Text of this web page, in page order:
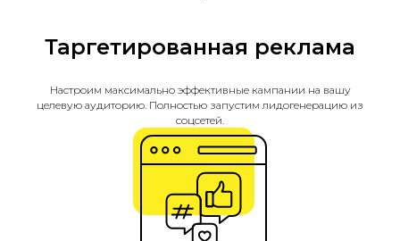
Таргетированная реклама
Настроим максимально эффективные кампании на вашу
целевую аудиторию. Полностью запустим лидогенерацию из
соцсетей.